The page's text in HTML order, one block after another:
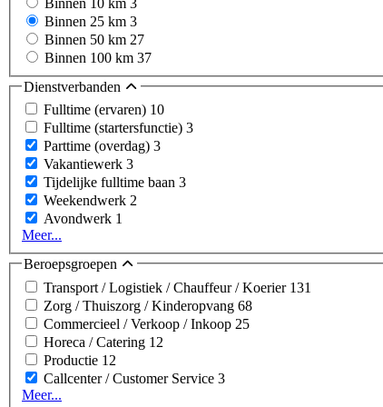
Binnen 25 km 3
Binnen 50 km 27
Binnen 100 km 37
Dienstverbanden
Fulltime (ervaren) 10
Fulltime (startersfunctie) 3
Parttime (overdag) 3
Vakantiewerk 3
Tijdelijke fulltime baan 3
Weekendwerk 2
Avondwerk 1
Meer...
Beroepsgroepen
Transport / Logistiek / Chauffeur / Koerier 131
Zorg / Thuiszorg / Kinderopvang 68
Commercieel / Verkoop / Inkoop 25
Horeca / Catering 12
Productie 12
Callcenter / Customer Service 3
Meer...